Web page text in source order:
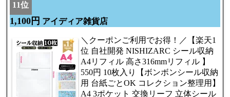
11位
1,100円 アイディア雑貨店
＼クーポンご利用でお得！／【楽天1
位 自社開発 NISHIZARC シール収納
A4リフィル 高さ316mmリフィル 】
550円 10枚入り【ボンボンシール収納
用 台紙ごとOK コレクション整理用】
A4 3ポケット 交換リーフ 立体シール